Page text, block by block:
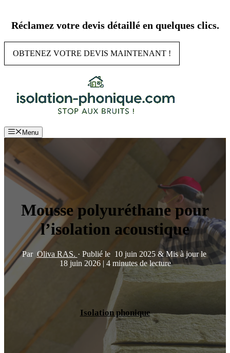
contenu
Réclamez votre devis détaillé en quelques clics.
OBTENEZ VOTRE DEVIS MAINTENANT !
Menu
Mousse polyuréthane pour
l’isolation acoustique
Par Oliva RAS. · Publié le 10 juin 2025 & Mis à jour le
18 juin 2026 | 4 minutes de lecture
Isolation phonique